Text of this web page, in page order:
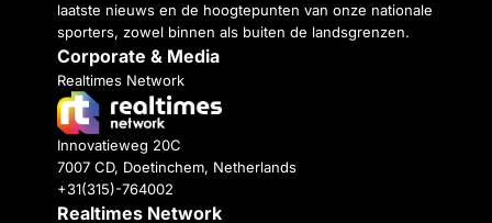
laatste nieuws en de hoogtepunten van onze nationale
sporters, zowel binnen als buiten de landsgrenzen.
Corporate & Media
Realtimes Network
Innovatieweg 20C
7007 CD, Doetinchem, Netherlands
+31(315)-764002
Realtimes Network